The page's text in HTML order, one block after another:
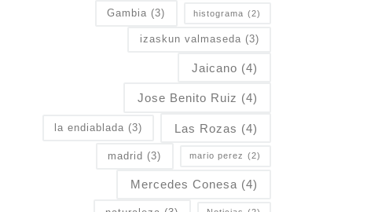
Gambia (3) histograma (2)
izaskun valmaseda (3)
Jaicano (4)
Jose Benito Ruiz (4)
la endiablada (3) Las Rozas (4)
madrid (3) mario perez (2)
Mercedes Conesa (4)